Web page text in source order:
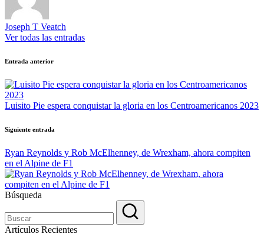
Joseph T Veatch
Ver todas las entradas
Navegación
de
entradas
Entrada anterior
Luisito Pie espera conquistar la gloria en los Centroamericanos 2023
Siguiente entrada
Ryan Reynolds y Rob McElhenney, de Wrexham, ahora compiten
en el Alpine de F1
Búsqueda
Artículos Recientes